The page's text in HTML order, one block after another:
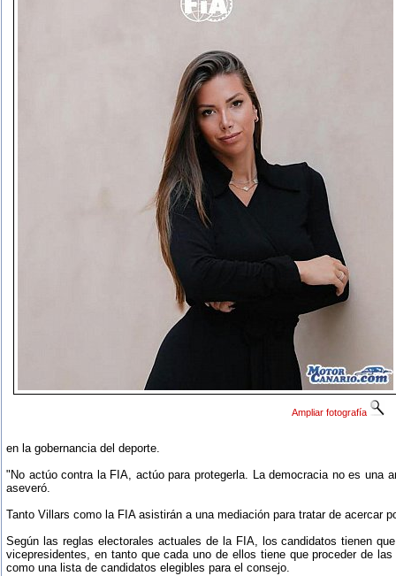
Ampliar fotografía
en la gobernancia del deporte.
"No actúo contra la FIA, actúo para protegerla. La democracia no es una
aseveró.
Tanto Villars como la FIA asistirán a una mediación para tratar de acercar
Según las reglas electorales actuales de la FIA, los candidatos tienen
vicepresidentes, en tanto que cada uno de ellos tiene que proceder de
como una lista de candidatos elegibles para el consejo.